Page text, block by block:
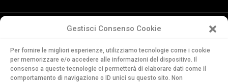
Gestisci Consenso Cookie
Per fornire le migliori esperienze, utilizziamo tecnologie come i cookie
per memorizzare e/o accedere alle informazioni del dispositivo. Il
consenso a queste tecnologie ci permetterà di elaborare dati come il
comportamento di navigazione o ID unici su questo sito. Non
della Svizzera Italiana
Via Soldino 9
CH-6900 Lugano